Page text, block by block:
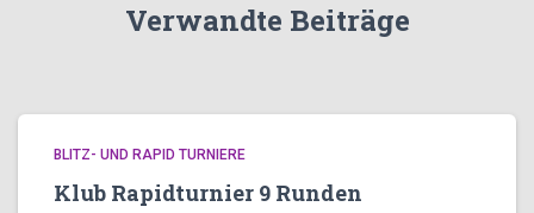
Verwandte Beiträge
BLITZ- UND RAPID TURNIERE
Klub Rapidturnier 9 Runden